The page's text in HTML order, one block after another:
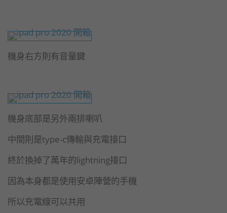
機身右方則有音量鍵
機身底部是另外兩排喇叭
中間則是type-c傳輸與充電接口
終於換掉了萬年的lightning接口
因為本身都是使用安卓陣營的手機
所以充電線可以共用